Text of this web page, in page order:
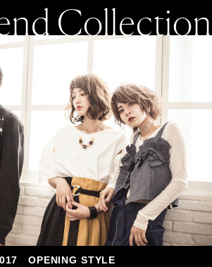
Collection
OPENING STYLE